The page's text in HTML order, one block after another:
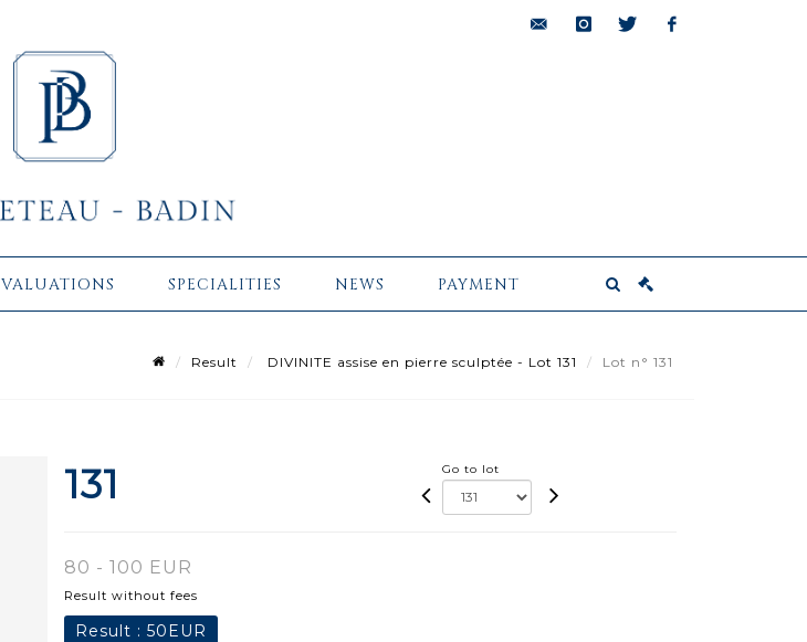
VALUATIONS SPECIALITIES NEWS PAYMENT
Result DIVINITE assise en pierre sculptée - Lot 131 Lot n° 131
131 Go to lot
80 - 100 EUR
Result without fees
Result : 50EUR